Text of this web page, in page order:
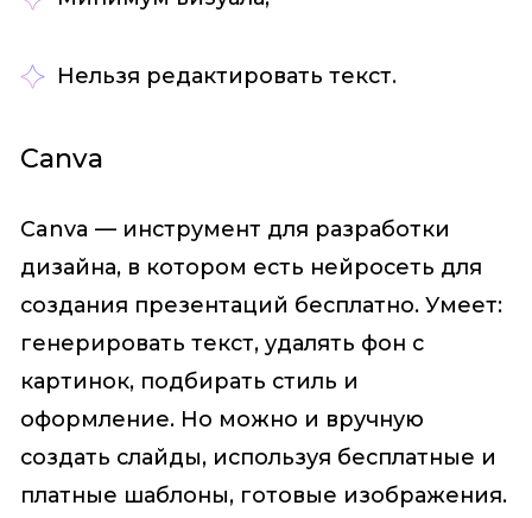
Нельзя редактировать текст.
Canva
Canva — инструмент для разработки
дизайна, в котором есть нейросеть для
создания презентаций бесплатно. Умеет:
генерировать текст, удалять фон с
картинок, подбирать стиль и
оформление. Но можно и вручную
создать слайды, используя бесплатные и
платные шаблоны, готовые изображения.